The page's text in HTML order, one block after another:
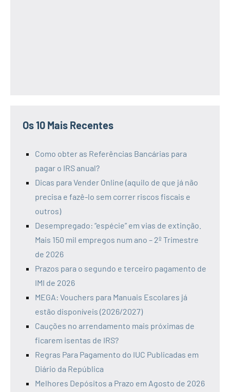
Os 10 Mais Recentes
Como obter as Referências Bancárias para
pagar o IRS anual?
Dicas para Vender Online (aquilo de que já não
precisa e fazê-lo sem correr riscos fiscais e
outros)
Desempregado: “espécie” em vias de extinção.
Mais 150 mil empregos num ano – 2º Trimestre
de 2026
Prazos para o segundo e terceiro pagamento de
IMI de 2026
MEGA: Vouchers para Manuais Escolares já
estão disponíveis (2026/2027)
Cauções no arrendamento mais próximas de
ficarem isentas de IRS?
Regras Para Pagamento do IUC Publicadas em
Diário da República
Melhores Depósitos a Prazo em Agosto de 2026